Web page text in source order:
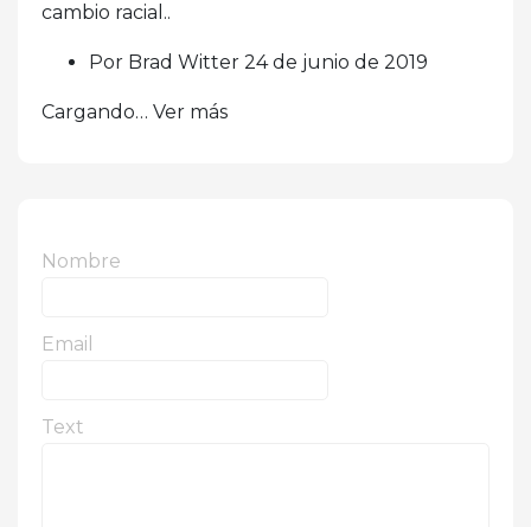
cambio racial..
Por Brad Witter 24 de junio de 2019
Cargando… Ver más
Nombre
Email
Text